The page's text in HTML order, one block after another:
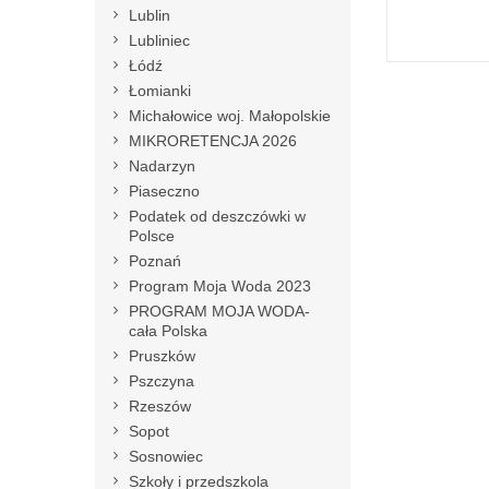
Lublin
Lubliniec
Łódź
Łomianki
Michałowice woj. Małopolskie
MIKRORETENCJA 2026
Nadarzyn
Piaseczno
Podatek od deszczówki w
Polsce
Poznań
Program Moja Woda 2023
PROGRAM MOJA WODA-
cała Polska
Pruszków
Pszczyna
Rzeszów
Sopot
Sosnowiec
Szkoły i przedszkola